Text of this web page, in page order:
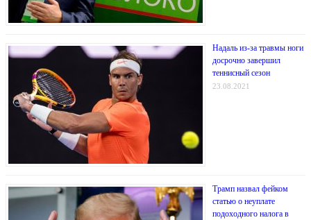
Надаль из-за травмы ноги
досрочно завершил
теннисный сезон
23.08.2021
Трамп назвал фейком
статью о неуплате
подоходного налога в